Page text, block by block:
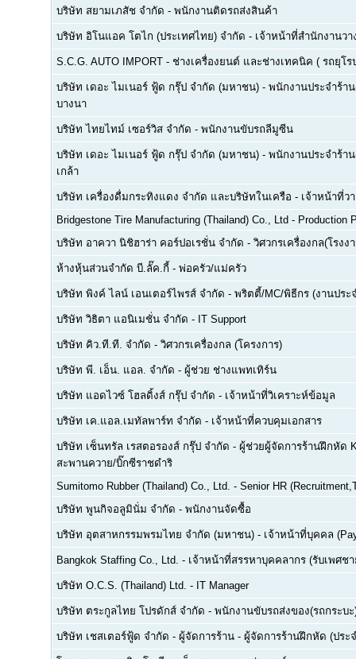
บริษัท สยามเภสัช จำกัด - พนักงานติดรถส่งสินค้า
บริษัท อิโนแอค โตไก (ประเทศไทย) จำกัด - เจ้าหน้าที่สำนักงานวา
S.C.G. AUTO IMPORT - ช่างเครื่องยนต์ และช่างเทคนิค ( รถยุโ
บริษัท เดอะ ไมเนอร์ ฟู้ด กรุ๊ป จำกัด (มหาชน) - พนักงานประจำร้า
บางนา
บริษัท ไทยไทม์ เซอร์วิส จำกัด - พนักงานขับรถลีมูซีน
บริษัท เดอะ ไมเนอร์ ฟู้ด กรุ๊ป จำกัด (มหาชน) - พนักงานประจำร้า
เกล้า
บริษัท เครื่องดื่มกระทิงแดง จำกัด และบริษัทในเครือ - เจ้าหน้าที่ว
Bridgestone Tire Manufacturing (Thailand) Co., Ltd - Production
บริษัท อาควา นิชิฮาร่า คอร์ปอเรชั่น จำกัด - วิศวกรเครื่องกล(โรงง
ห้างหุ้นส่วนจำกัด บี.ลั๊ค.กี้ - พ่อครัว/แม่ครัว
บริษัท พิงค์ ไลน์ เอนเตอร์ไพรส์ จำกัด - พริตตี้/MC/พิธีกร (งานประ
บริษัท วิธิตา แอนิเมชั่น จำกัด - IT Support
บริษัท คิว.ที.ที. จำกัด - วิศวกรเครื่องกล (โครงการ)
บริษัท พี. เอ็น. แอล. จำกัด - ผู้ช่วย ช่างแพทเทิร์น
บริษัท แอดไวซ์ โฮลดิ้งส์ กรุ๊ป จำกัด - เจ้าหน้าที่วิเคราะห์ข้อมูล
บริษัท เค.แอล.เมทัลพาร์ท จำกัด - เจ้าหน้าที่ควบคุมเอกสาร
บริษัท เซ็นทรัล เรสตอรองส์ กรุ๊ป จำกัด - ผู้ช่วยผู้จัดการร้านฝึกหัด
สะพานควาย/บิ๊กซีราชดำริ
Sumitomo Rubber (Thailand) Co., Ltd. - Senior HR
บริษัท พูนกิจอลูมินั่ม จำกัด - พนักงานจัดซื้อ
บริษัท อุตสาหกรรมพรมไทย จำกัด (มหาชน) - เจ้าหน้าที่บุคคล
Bangkok Staffing Co., Ltd. - เจ้าหน้าที่สรรหาบุคคลากร (รับเพศช
บริษัท O.C.S. (Thailand) Ltd. - IT Manager
บริษัท ตระกูลไทย โปรดักส์ จำกัด - พนักงานขับรถส่งของ(รถกระบะ
บริษัท เชสเตอร์ฟู้ด จำกัด - ผู้จัดการร้าน - ผู้จัดการร้านฝึกหัด (ประ